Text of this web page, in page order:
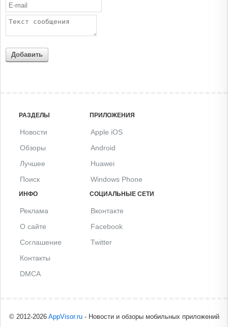
Добавить
РАЗДЕЛЫ
Новости
Обзоры
Лучшее
Поиск
ПРИЛОЖЕНИЯ
Apple iOS
Android
Huawei
Windows Phone
ИНФО
Реклама
О сайте
Соглашение
Контакты
DMCA
СОЦИАЛЬНЫЕ СЕТИ
Вконтакте
Facebook
Twitter
© 2012-2026 AppVisor.ru- Новости и обзоры мобильных приложений